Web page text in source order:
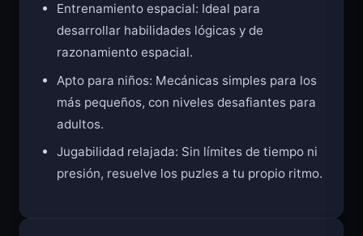
Entrenamiento espacial: Ideal para
desarrollar habilidades lógicas y de
razonamiento espacial.
Apto para niños: Mecánicas simples para los
más pequeños, con niveles desafiantes para
adultos.
Jugabilidad relajada: Sin límites de tiempo ni
presión, resuelve los puzles a tu propio ritmo.